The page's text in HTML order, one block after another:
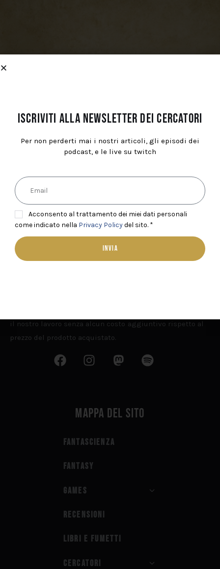
il nostro lavoro senza alcun costo aggiuntivo rispetto al
prezzo del prodotto acquistato.
Mappa del sito
Fantascienza
Fantasy
Games
Recensioni
Libri e fumetti
Cercatori
Iscriviti alla newsletter dei cercatori
Per non perderti mai i nostri articoli, gli episodi dei
podcast, e le live su twitch
Acconsento al trattamento dei miei dati personali
come indicato nella Privacy Policydel sito. *
INVIA